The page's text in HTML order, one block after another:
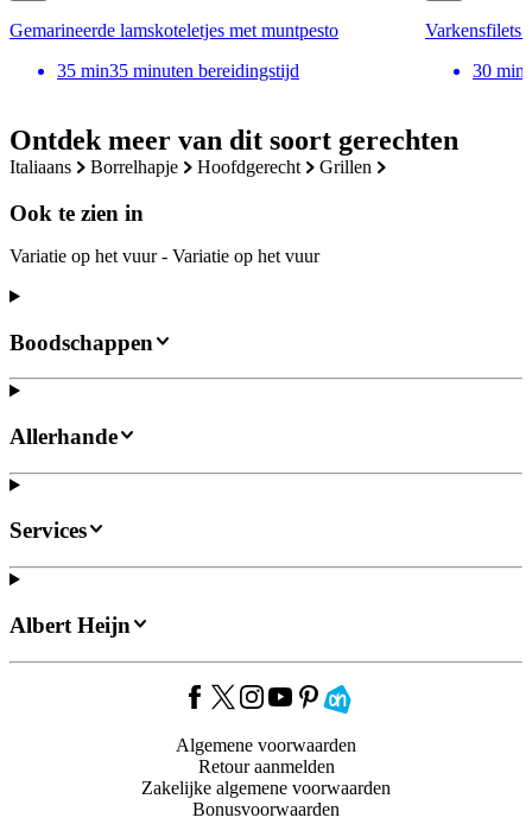
Ontdek meer van dit soort gerechten
italiaans borrelhapje hoofdgerecht grillen
Ook te zien in
Variatie op het vuur - Variatie op het vuur
Gemarineerde lamskoteletjes met muntpesto
35 min35 minuten bereidingstijd
Varkensfilets
30 min
Boodschappen
Allerhande
Services
Albert Heijn
Algemene voorwaarden
Retour aanmelden
Zakelijke algemene voorwaarden
Bonusvoorwaarden